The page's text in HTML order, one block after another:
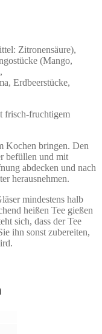
Zitronensäure),
(Mango,
Erdbeerstücke,
frisch-fruchtigem
Kochen bringen. Den
befüllen und mit
abdecken und nach
herausnehmen.
mindestens halb
heißen Tee gießen
sich, dass der Tee
ihn sonst zubereiten,